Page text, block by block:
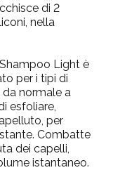
di 2
nella
Light è
per i tipi di
normale a
esfoliare,
per
Combatte
dei capelli,
istantaneo.